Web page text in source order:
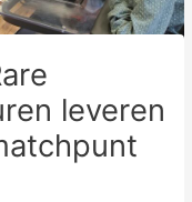
leveren